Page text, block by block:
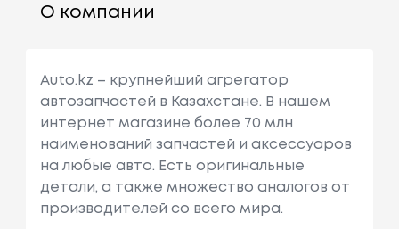
О компании
Auto.kz – крупнейший агрегатор
автозапчастей в Казахстане. В нашем
интернет магазине более 70 млн
наименований запчастей и аксессуаров
на любые авто. Есть оригинальные
детали, а также множество аналогов от
производителей со всего мира.